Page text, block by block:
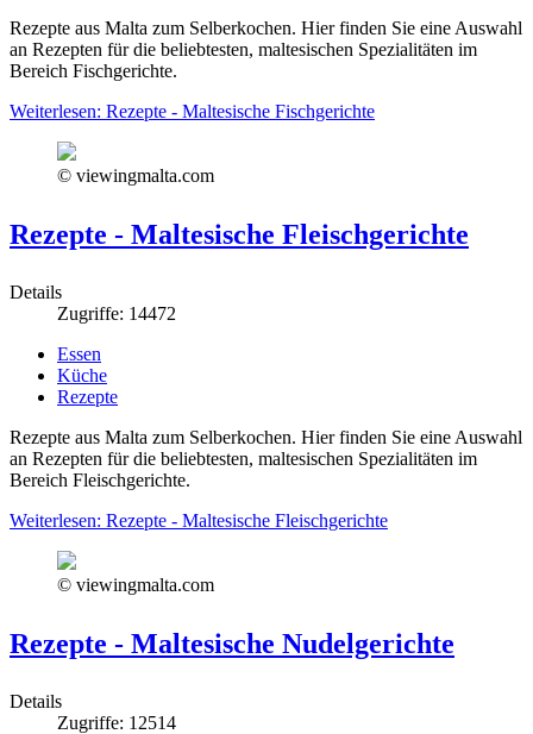
Rezepte aus Malta zum Selberkochen. Hier finden Sie eine Auswahl
an Rezepten für die beliebtesten, maltesischen Spezialitäten im
Bereich Fischgerichte.
Weiterlesen: Rezepte - Maltesische Fischgerichte
© viewingmalta.com
Rezepte - Maltesische Fleischgerichte
Details
Zugriffe: 14472
Essen
Küche
Rezepte
Rezepte aus Malta zum Selberkochen. Hier finden Sie eine Auswahl
an Rezepten für die beliebtesten, maltesischen Spezialitäten im
Bereich Fleischgerichte.
Weiterlesen: Rezepte - Maltesische Fleischgerichte
© viewingmalta.com
Rezepte - Maltesische Nudelgerichte
Details
Zugriffe: 12514